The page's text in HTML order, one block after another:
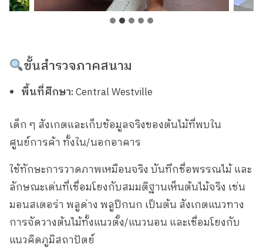
ขั้นสำรวจภาคสนาม
พื้นที่ศึกษา:Central Westville
เด็ก ๆ สังเกตและเก็บข้อมูลจริงของต้นไม้ที่พบใน
ศูนย์การค้า ทั้งใน/นอกอาคาร
ใช้ทักษะการวาดภาพเหมือนจริง บันทึกชื่อพรรณไม้ และ
ลักษณะเด่นที่เชื่อมโยงกับสมมติฐานเห็นต้นไม้จริง เช่น
มอนสเตอร่า พลูด่าง พลูปีกนก เป็นต้น สังเกตแนวทาง
การจัดวางต้นไม้ทั้งแนวตั้ง/แนวนอน และเชื่อมโยงกับ
แนวคิดภูมิสถาปัตย์